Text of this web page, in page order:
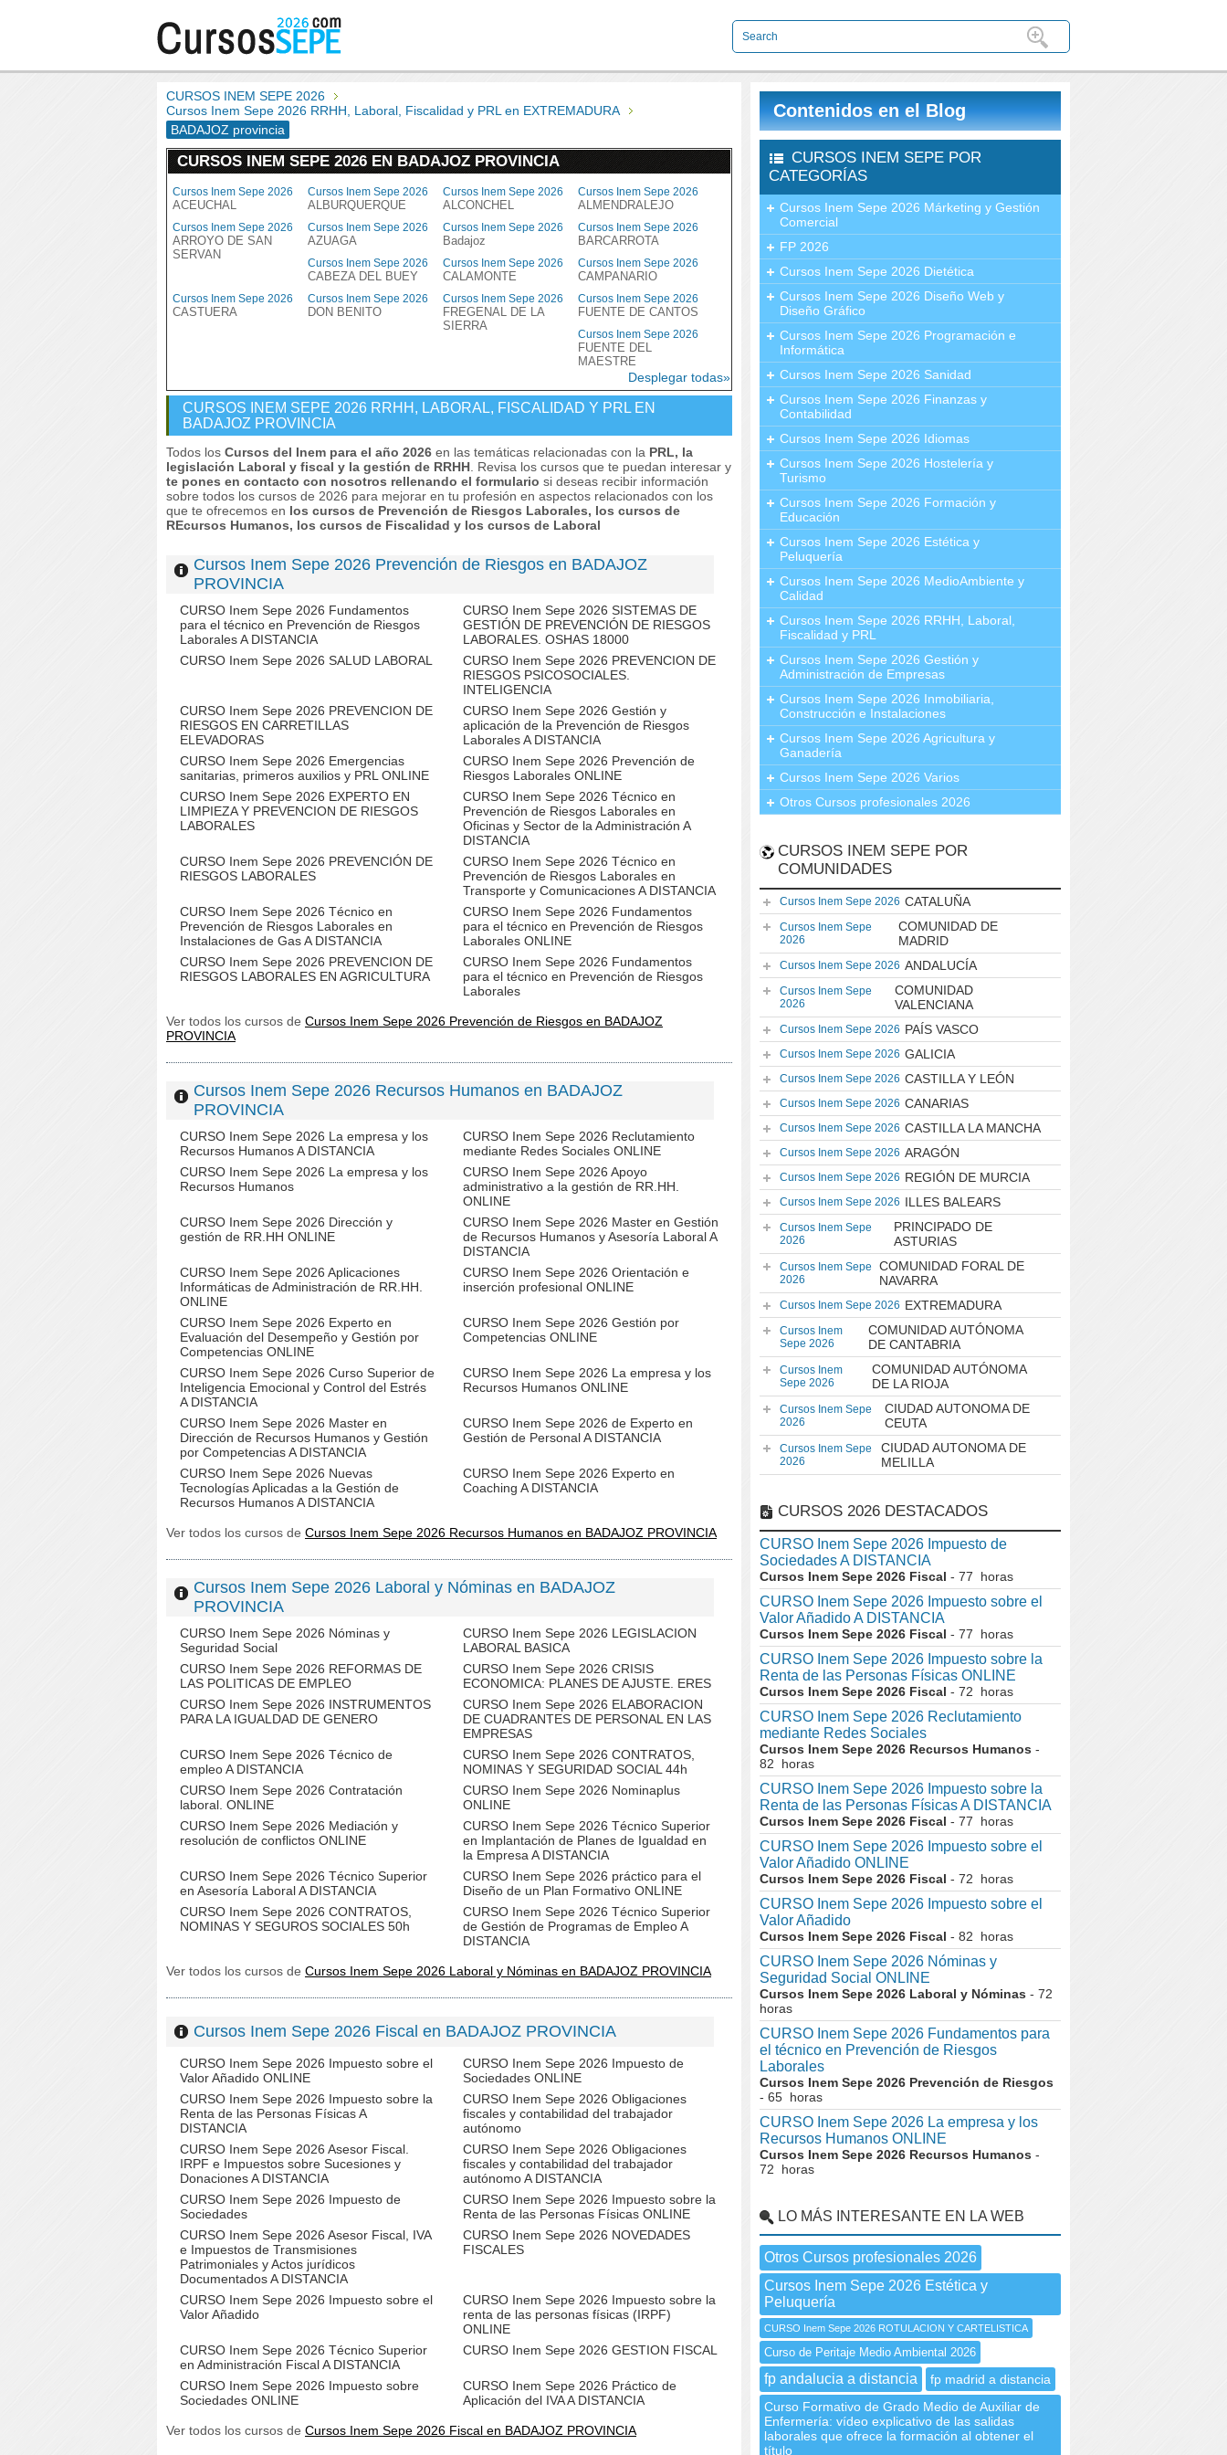
CURSOS INEM SEPE 2026
Cursos Inem Sepe 2026 RRHH, Laboral, Fiscalidad y PRL en EXTREMADURA
BADAJOZ provincia
CURSOS INEM SEPE 2026 EN BADAJOZ PROVINCIA
Cursos Inem Sepe 2026
ACEUCHAL
Cursos Inem Sepe 2026
ALBURQUERQUE
Cursos Inem Sepe 2026
ALCONCHEL
Cursos Inem Sepe 2026
ALMENDRALEJO
Cursos Inem Sepe 2026
ARROYO DE SAN
SERVAN
Cursos Inem Sepe 2026
AZUAGA
Cursos Inem Sepe 2026
Badajoz
Cursos Inem Sepe 2026
BARCARROTA
Cursos Inem Sepe 2026
CABEZA DEL BUEY
Cursos Inem Sepe 2026
CALAMONTE
Cursos Inem Sepe 2026
CAMPANARIO
Cursos Inem Sepe 2026
CASTUERA
Cursos Inem Sepe 2026
DON BENITO
Cursos Inem Sepe 2026
FREGENAL DE LA
SIERRA
Cursos Inem Sepe 2026
FUENTE DE CANTOS
Cursos Inem Sepe 2026
FUENTE DEL
MAESTRE
Desplegar todas»
CURSOS INEM SEPE 2026 RRHH, LABORAL, FISCALIDAD Y PRL EN
BADAJOZ PROVINCIA
Todos los Cursos del Inem para el año 2026 en las temáticas relacionadas con la PRL, la
legislación Laboral y fiscal y la gestión de RRHH . Revisa los cursos que te puedan interesar y
te pones en contacto con nosotros rellenando el formulario si deseas recibir información
sobre todos los cursos de 2026 para mejorar en tu profesión en aspectos relacionados con los
que te ofrecemos en los cursos de Prevención de Riesgos Laborales, los cursos de
REcursos Humanos, los cursos de Fiscalidad y los cursos de Laboral
Cursos Inem Sepe 2026 Prevención de Riesgos en BADAJOZ
PROVINCIA
CURSO Inem Sepe 2026 Fundamentos
para el técnico en Prevención de Riesgos
Laborales A DISTANCIA
CURSO Inem Sepe 2026 SISTEMAS DE
GESTIÓN DE PREVENCIÓN DE RIESGOS
LABORALES. OSHAS 18000
CURSO Inem Sepe 2026 SALUD LABORAL
CURSO Inem Sepe 2026 PREVENCION DE
RIESGOS PSICOSOCIALES.
INTELIGENCIA
CURSO Inem Sepe 2026 PREVENCION DE
RIESGOS EN CARRETILLAS
ELEVADORAS
CURSO Inem Sepe 2026 Gestión y
aplicación de la Prevención de Riesgos
Laborales A DISTANCIA
CURSO Inem Sepe 2026 Emergencias
sanitarias, primeros auxilios y PRL ONLINE
CURSO Inem Sepe 2026 Prevención de
Riesgos Laborales ONLINE
CURSO Inem Sepe 2026 EXPERTO EN
LIMPIEZA Y PREVENCION DE RIESGOS
LABORALES
CURSO Inem Sepe 2026 Técnico en
Prevención de Riesgos Laborales en
Oficinas y Sector de la Administración A
DISTANCIA
CURSO Inem Sepe 2026 PREVENCIÓN DE
RIESGOS LABORALES
CURSO Inem Sepe 2026 Técnico en
Prevención de Riesgos Laborales en
Transporte y Comunicaciones A DISTANCIA
CURSO Inem Sepe 2026 Técnico en
Prevención de Riesgos Laborales en
Instalaciones de Gas A DISTANCIA
CURSO Inem Sepe 2026 Fundamentos
para el técnico en Prevención de Riesgos
Laborales ONLINE
CURSO Inem Sepe 2026 PREVENCION DE
RIESGOS LABORALES EN AGRICULTURA
CURSO Inem Sepe 2026 Fundamentos
para el técnico en Prevención de Riesgos
Laborales
Ver todos los cursos de Cursos Inem Sepe 2026 Prevención de Riesgos en BADAJOZ
PROVINCIA
Cursos Inem Sepe 2026 Recursos Humanos en BADAJOZ
PROVINCIA
CURSO Inem Sepe 2026 La empresa y los
Recursos Humanos A DISTANCIA
CURSO Inem Sepe 2026 Reclutamiento
mediante Redes Sociales ONLINE
CURSO Inem Sepe 2026 La empresa y los
Recursos Humanos
CURSO Inem Sepe 2026 Apoyo
administrativo a la gestión de RR.HH.
ONLINE
CURSO Inem Sepe 2026 Dirección y
gestión de RR.HH ONLINE
CURSO Inem Sepe 2026 Master en Gestión
de Recursos Humanos y Asesoría Laboral A
DISTANCIA
CURSO Inem Sepe 2026 Aplicaciones
Informáticas de Administración de RR.HH.
ONLINE
CURSO Inem Sepe 2026 Orientación e
inserción profesional ONLINE
CURSO Inem Sepe 2026 Experto en
Evaluación del Desempeño y Gestión por
Competencias ONLINE
CURSO Inem Sepe 2026 Gestión por
Competencias ONLINE
CURSO Inem Sepe 2026 Curso Superior de
Inteligencia Emocional y Control del Estrés
A DISTANCIA
CURSO Inem Sepe 2026 La empresa y los
Recursos Humanos ONLINE
CURSO Inem Sepe 2026 Master en
Dirección de Recursos Humanos y Gestión
por Competencias A DISTANCIA
CURSO Inem Sepe 2026 de Experto en
Gestión de Personal A DISTANCIA
CURSO Inem Sepe 2026 Nuevas
Tecnologías Aplicadas a la Gestión de
Recursos Humanos A DISTANCIA
CURSO Inem Sepe 2026 Experto en
Coaching A DISTANCIA
Ver todos los cursos de Cursos Inem Sepe 2026 Recursos Humanos en BADAJOZ PROVINCIA
Cursos Inem Sepe 2026 Laboral y Nóminas en BADAJOZ
PROVINCIA
CURSO Inem Sepe 2026 Nóminas y
Seguridad Social
CURSO Inem Sepe 2026 LEGISLACION
LABORAL BASICA
CURSO Inem Sepe 2026 REFORMAS DE
LAS POLITICAS DE EMPLEO
CURSO Inem Sepe 2026 CRISIS
ECONOMICA: PLANES DE AJUSTE. ERES
CURSO Inem Sepe 2026 INSTRUMENTOS
PARA LA IGUALDAD DE GENERO
CURSO Inem Sepe 2026 ELABORACION
DE CUADRANTES DE PERSONAL EN LAS
EMPRESAS
CURSO Inem Sepe 2026 Técnico de
empleo A DISTANCIA
CURSO Inem Sepe 2026 CONTRATOS,
NOMINAS Y SEGURIDAD SOCIAL 44h
CURSO Inem Sepe 2026 Contratación
laboral. ONLINE
CURSO Inem Sepe 2026 Nominaplus
ONLINE
CURSO Inem Sepe 2026 Mediación y
resolución de conflictos ONLINE
CURSO Inem Sepe 2026 Técnico Superior
en Implantación de Planes de Igualdad en
la Empresa A DISTANCIA
CURSO Inem Sepe 2026 Técnico Superior
en Asesoría Laboral A DISTANCIA
CURSO Inem Sepe 2026 práctico para el
Diseño de un Plan Formativo ONLINE
CURSO Inem Sepe 2026 CONTRATOS,
NOMINAS Y SEGUROS SOCIALES 50h
CURSO Inem Sepe 2026 Técnico Superior
de Gestión de Programas de Empleo A
DISTANCIA
Ver todos los cursos de Cursos Inem Sepe 2026 Laboral y Nóminas en BADAJOZ PROVINCIA
Cursos Inem Sepe 2026 Fiscal en BADAJOZ PROVINCIA
CURSO Inem Sepe 2026 Impuesto sobre el
Valor Añadido ONLINE
CURSO Inem Sepe 2026 Impuesto de
Sociedades ONLINE
CURSO Inem Sepe 2026 Impuesto sobre la
Renta de las Personas Físicas A
DISTANCIA
CURSO Inem Sepe 2026 Obligaciones
fiscales y contabilidad del trabajador
autónomo
CURSO Inem Sepe 2026 Asesor Fiscal.
IRPF e Impuestos sobre Sucesiones y
Donaciones A DISTANCIA
CURSO Inem Sepe 2026 Obligaciones
fiscales y contabilidad del trabajador
autónomo A DISTANCIA
CURSO Inem Sepe 2026 Impuesto de
Sociedades
CURSO Inem Sepe 2026 Impuesto sobre la
Renta de las Personas Físicas ONLINE
CURSO Inem Sepe 2026 Asesor Fiscal, IVA
e Impuestos de Transmisiones
Patrimoniales y Actos jurídicos
Documentados A DISTANCIA
CURSO Inem Sepe 2026 NOVEDADES
FISCALES
CURSO Inem Sepe 2026 Impuesto sobre el
Valor Añadido
CURSO Inem Sepe 2026 Impuesto sobre la
renta de las personas físicas (IRPF)
ONLINE
CURSO Inem Sepe 2026 Técnico Superior
en Administración Fiscal A DISTANCIA
CURSO Inem Sepe 2026 GESTION FISCAL
CURSO Inem Sepe 2026 Impuesto sobre
Sociedades ONLINE
CURSO Inem Sepe 2026 Práctico de
Aplicación del IVA A DISTANCIA
Ver todos los cursos de Cursos Inem Sepe 2026 Fiscal en BADAJOZ PROVINCIA
Contenidos en el Blog
CURSOS INEM SEPE POR
CATEGORÍAS
Cursos Inem Sepe 2026 Márketing y Gestión
Comercial
FP 2026
Cursos Inem Sepe 2026 Dietética
Cursos Inem Sepe 2026 Diseño Web y
Diseño Gráfico
Cursos Inem Sepe 2026 Programación e
Informática
Cursos Inem Sepe 2026 Sanidad
Cursos Inem Sepe 2026 Finanzas y
Contabilidad
Cursos Inem Sepe 2026 Idiomas
Cursos Inem Sepe 2026 Hostelería y
Turismo
Cursos Inem Sepe 2026 Formación y
Educación
Cursos Inem Sepe 2026 Estética y
Peluquería
Cursos Inem Sepe 2026 MedioAmbiente y
Calidad
Cursos Inem Sepe 2026 RRHH, Laboral,
Fiscalidad y PRL
Cursos Inem Sepe 2026 Gestión y
Administración de Empresas
Cursos Inem Sepe 2026 Inmobiliaria,
Construcción e Instalaciones
Cursos Inem Sepe 2026 Agricultura y
Ganadería
Cursos Inem Sepe 2026 Varios
Otros Cursos profesionales 2026
CURSOS INEM SEPE POR
COMUNIDADES
Cursos Inem Sepe 2026 CATALUÑA
Cursos Inem Sepe
2026
COMUNIDAD DE
MADRID
Cursos Inem Sepe 2026 ANDALUCÍA
Cursos Inem Sepe
2026
COMUNIDAD
VALENCIANA
Cursos Inem Sepe 2026 PAÍS VASCO
Cursos Inem Sepe 2026 GALICIA
Cursos Inem Sepe 2026 CASTILLA Y LEÓN
Cursos Inem Sepe 2026 CANARIAS
Cursos Inem Sepe 2026 CASTILLA LA MANCHA
Cursos Inem Sepe 2026 ARAGÓN
Cursos Inem Sepe 2026 REGIÓN DE MURCIA
Cursos Inem Sepe 2026 ILLES BALEARS
Cursos Inem Sepe
2026
PRINCIPADO DE
ASTURIAS
Cursos Inem Sepe
2026
COMUNIDAD FORAL DE
NAVARRA
Cursos Inem Sepe 2026 EXTREMADURA
Cursos Inem
Sepe 2026
COMUNIDAD AUTÓNOMA
DE CANTABRIA
Cursos Inem
Sepe 2026
COMUNIDAD AUTÓNOMA
DE LA RIOJA
Cursos Inem Sepe
2026
CIUDAD AUTONOMA DE
CEUTA
Cursos Inem Sepe
2026
CIUDAD AUTONOMA DE
MELILLA
CURSOS 2026 DESTACADOS
CURSO Inem Sepe 2026 Impuesto de
Sociedades A DISTANCIA
Cursos Inem Sepe 2026 Fiscal - 77 horas
CURSO Inem Sepe 2026 Impuesto sobre el
Valor Añadido A DISTANCIA
Cursos Inem Sepe 2026 Fiscal - 77 horas
CURSO Inem Sepe 2026 Impuesto sobre la
Renta de las Personas Físicas ONLINE
Cursos Inem Sepe 2026 Fiscal - 72 horas
CURSO Inem Sepe 2026 Reclutamiento
mediante Redes Sociales
Cursos Inem Sepe 2026 Recursos Humanos -
82 horas
CURSO Inem Sepe 2026 Impuesto sobre la
Renta de las Personas Físicas A DISTANCIA
Cursos Inem Sepe 2026 Fiscal - 77 horas
CURSO Inem Sepe 2026 Impuesto sobre el
Valor Añadido ONLINE
Cursos Inem Sepe 2026 Fiscal - 72 horas
CURSO Inem Sepe 2026 Impuesto sobre el
Valor Añadido
Cursos Inem Sepe 2026 Fiscal - 82 horas
CURSO Inem Sepe 2026 Nóminas y
Seguridad Social ONLINE
Cursos Inem Sepe 2026 Laboral y Nóminas - 72
horas
CURSO Inem Sepe 2026 Fundamentos para
el técnico en Prevención de Riesgos
Laborales
Cursos Inem Sepe 2026 Prevención de Riesgos
- 65 horas
CURSO Inem Sepe 2026 La empresa y los
Recursos Humanos ONLINE
Cursos Inem Sepe 2026 Recursos Humanos -
72 horas
LO MÁS INTERESANTE EN LA WEB
Otros Cursos profesionales 2026
Cursos Inem Sepe 2026 Estética y
Peluquería
CURSO Inem Sepe 2026 ROTULACION Y CARTELISTICA
Curso de Peritaje Medio Ambiental 2026
fp andalucia a distancia
fp madrid a distancia
Curso Formativo de Grado Medio de Auxiliar de
Enfermería: vídeo explicativo de las salidas
laborales que ofrece la formación al obtener el
título